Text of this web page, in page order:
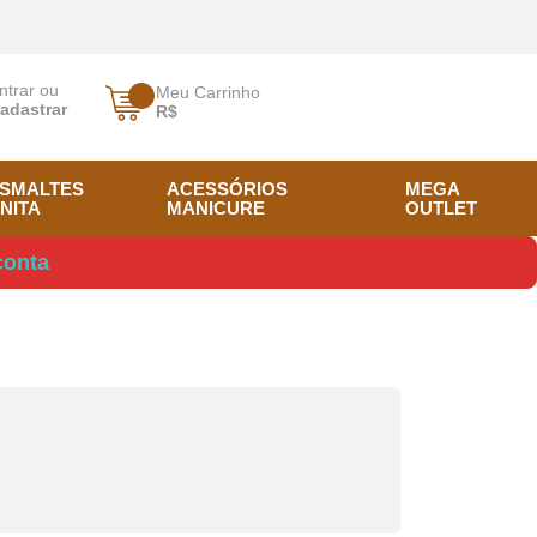
ou
Meu Carrinho
R$
ACESSÓRIOS
MANICURE
MEGA
OUTLET